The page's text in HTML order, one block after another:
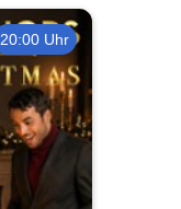
20:00 Uhr